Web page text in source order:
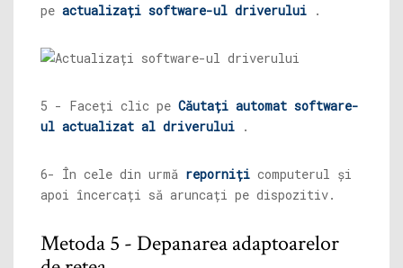
pe actualizați software-ul driverului .
5 - Faceți clic pe Căutați automat software-
ul actualizat al driverului .
6- În cele din urmă reporniți computerul și
apoi încercați să aruncați pe dispozitiv.
Metoda 5 - Depanarea adaptoarelor